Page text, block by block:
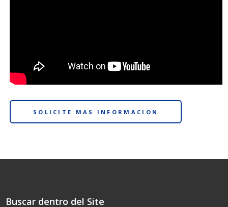
SOLICITE MAS INFORMACION
Buscar dentro del Site